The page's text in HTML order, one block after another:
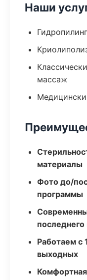
Наши
массаж
материалы
Фото до/
программы
Работаем с
выходных